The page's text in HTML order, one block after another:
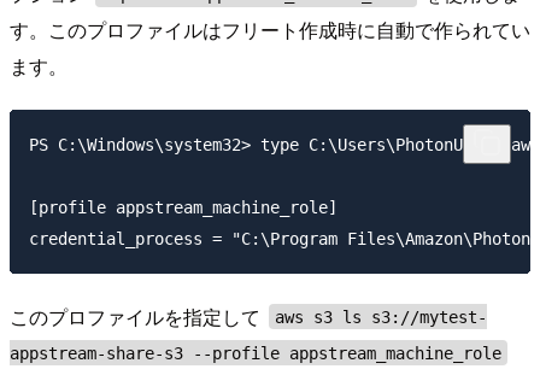
す。このプロファイルはフリート作成時に自動で作られてい
ます。
PS C:\Windows\system32> type
[profile appstream_machine_role]
このプロファイルを指定して
aws s3 ls s3://mytest-
appstream-share-s3 --profile appstream_machine_role